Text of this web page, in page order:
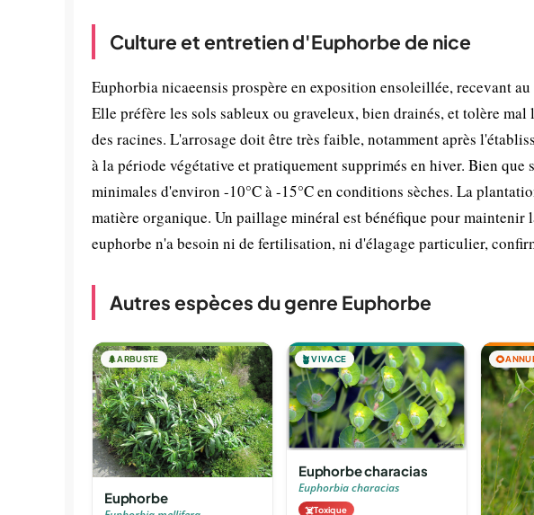
Culture et entretien d'Euphorbe de nice
Euphorbia nicaeensis prospère en exposition ensoleillée, recevant
Elle préfère les sols sableux ou graveleux, bien drainés, et tolère
des racines. L'arrosage doit être très faible, notamment après
à la période végétative et pratiquement supprimés en hiver. Bien
minimales d'environ -10°C à -15°C en conditions sèches. La
matière organique. Un paillage minéral est bénéfique pour
euphorbe n'a besoin ni de fertilisation, ni d'élagage particulier,
Autres espèces du genre Euphorbe
🌲ARBUSTE
Euphorbe
🪴VIVACE
Euphorbe characias
Euphorbia characias
☠️Toxique
🌻